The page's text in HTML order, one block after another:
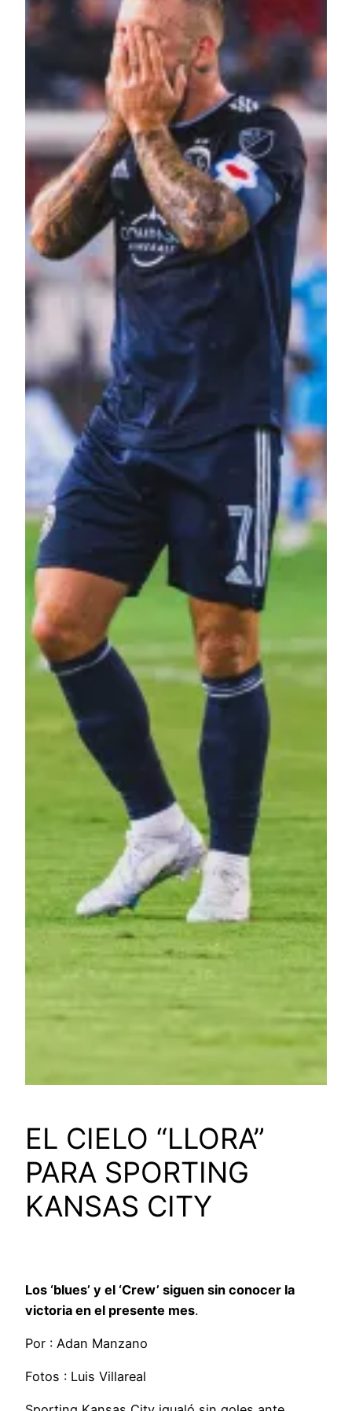
EL CIELO “LLORA”
PARA SPORTING
KANSAS CITY
Los ‘blues’ y el ‘Crew’ siguen sin conocer la
victoria en el presente mes.
Por : Adan Manzano
Fotos : Luis Villareal